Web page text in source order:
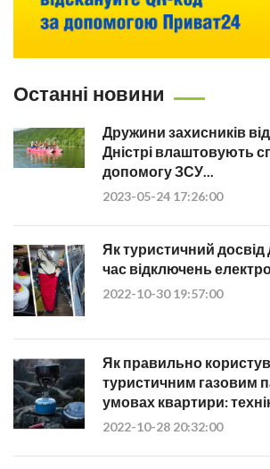
Останні новини
Дружини захисників
Дністрі влаштовують
допомогу ЗСУ...
2023-05-24 17:26:00
Як туристичний
час відключень
2022-10-30 19:57:00
Як правильно
туристичним газовим
умовах квартири:
2022-10-28 20:32:00